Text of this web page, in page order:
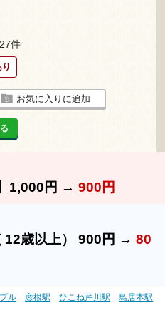
件
お気に入りに追加
1,000円→ 900円
12歳以上）900円→ 80
ル 彦根駅 ひこね芹川駅
鳥居本駅